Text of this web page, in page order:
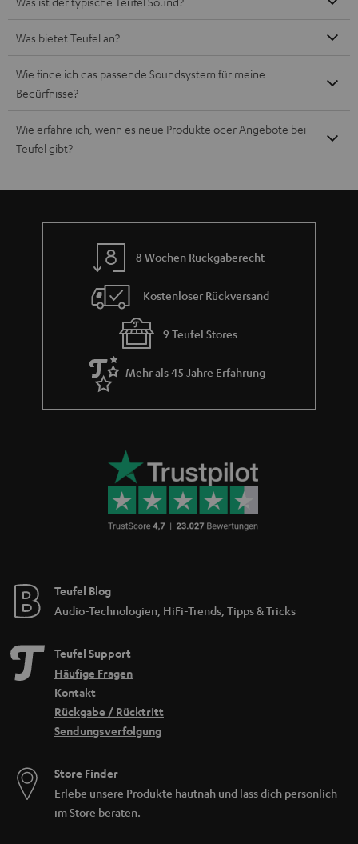
Was bietet Teufel an?
Wie finde ich das passende Soundsystem für meine
Bedürfnisse?
Wie erfahre ich, wenn es neue Produkte oder Angebote bei
Teufel gibt?
8 Wochen Rückgaberecht
Kostenloser Rückversand
9 Teufel Stores
Mehr als 45 Jahre Erfahrung
Teufel Blog
Audio-Technologien, HiFi-Trends, Tipps & Tricks
Teufel Support
Häufige Fragen
Kontakt
Rückgabe / Rücktritt
Sendungsverfolgung
Store Finder
Erlebe unsere Produkte hautnah und lass dich persönlich
im Store beraten.